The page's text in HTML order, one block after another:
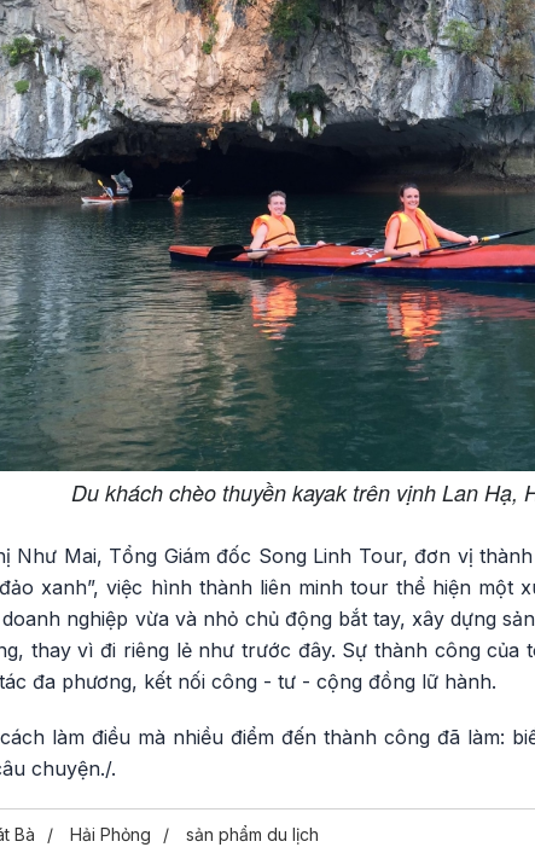
Du khách chèo thuyền kayak trên vịnh Lan Hạ,
Như Mai, Tổng Giám đốc Song Linh Tour, đơn vị
xanh”, việc hình thành liên minh tour thể hiện một
nghiệp vừa và nhỏ chủ động bắt tay, xây dựng
thay vì đi riêng lẻ như trước đây. Sự thành công của
đa phương, kết nối công - tư - cộng đồng lữ hành.
làm điều mà nhiều điểm đến thành công đã làm:
chuyện./.
Bà Hải Phỏng sản phẩm du lịch